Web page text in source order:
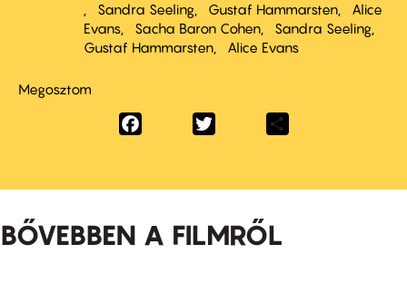
Sandra Seeling
Gustaf Hammarsten
Alice
Evans
Sacha Baron Cohen
Sandra Seeling
Gustaf Hammarsten
Alice Evans
Megosztom
Facebook
BŐVEBBEN A FILMRŐL